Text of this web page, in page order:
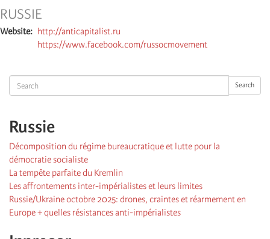
Search Search
Russie
Décomposition du régime bureaucratique et lutte pour la
démocratie socialiste
La tempête parfaite du Kremlin
Les affrontements inter-impérialistes et leurs limites
Russie/Ukraine octobre 2025: drones, craintes et réarmement en
Europe + quelles résistances anti-impérialistes
RUSSIE
Website
http://anticapitalist.ru
https://www.facebook.com/russocmovement